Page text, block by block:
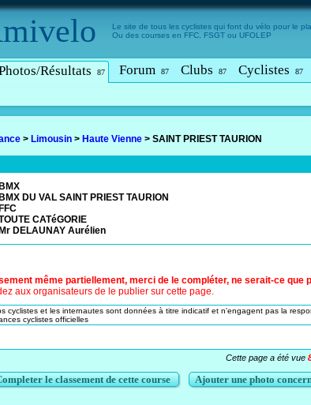
Le site de tous les cyclistes qui font du vélo pour le
Ou des courses en FFC, FSGT ou UFOLEP
Résultats 87 Forum 87 Clubs 87 Cyclistes 87
> Limousin > Haute Vienne > SAINT PRIEST TAURION
BMX
BMX DU VAL SAINT PRIEST TAURION
FFC
CATéGORIE
Mr DELAUNAY Aurélien
même partiellement, merci de le compléter, ne serait-ce que
aux organisateurs de le publier sur cette page.
cyclistes et les internautes sont données à titre indicatif et n'engagent pas la
cyclistes officielles
Cette page a été vue
le classement de cette course Ajouter une photo